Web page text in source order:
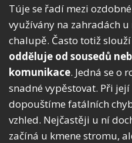
Túje se řadí mezi
využívány na zahradách
chalupě. Často totiž
odděluje od sousedů
komunikace. Jedná se o
snadné vypěstovat. Při
dopouštíme fatálních
vzhled. Nejčastěji u ní
začíná u kmene stromu,